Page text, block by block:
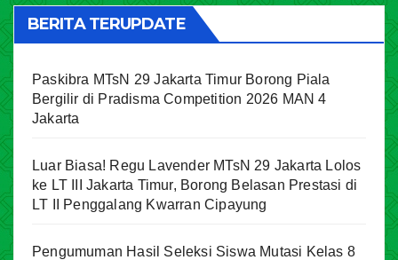
BERITA TERUPDATE
Paskibra MTsN 29 Jakarta Timur Borong Piala
Bergilir di Pradisma Competition 2026 MAN 4
Jakarta
Luar Biasa! Regu Lavender MTsN 29 Jakarta Lolos
ke LT III Jakarta Timur, Borong Belasan Prestasi di
LT II Penggalang Kwarran Cipayung
Pengumuman Hasil Seleksi Siswa Mutasi Kelas 8